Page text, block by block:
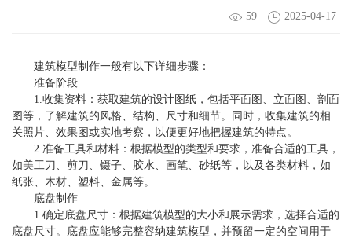
59 2025-04-17
建筑模型制作一般有以下详细步骤：
准备阶段
1.收集资料：获取建筑的设计图纸，包括平面图、立面图、剖面
图等，了解建筑的风格、结构、尺寸和细节。同时，收集建筑的相
关照片、效果图或实地考察，以便更好地把握建筑的特点。
2.准备工具和材料：根据模型的类型和要求，准备合适的工具，
如美工刀、剪刀、镊子、胶水、画笔、砂纸等，以及各类材料，如
纸张、木材、塑料、金属等。
底盘制作
1.确定底盘尺寸：根据建筑模型的大小和展示需求，选择合适的
底盘尺寸。底盘应能够完整容纳建筑模型，并预留一定的空间用于